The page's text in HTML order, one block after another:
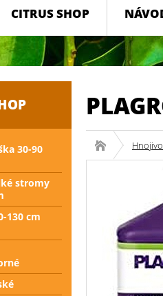
CITRUS SHOP
Hnojivo
30-90
stromy
130 cm